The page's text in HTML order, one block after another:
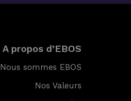
A propos d’EBOS
Nous sommes EBOS
Nos Valeurs